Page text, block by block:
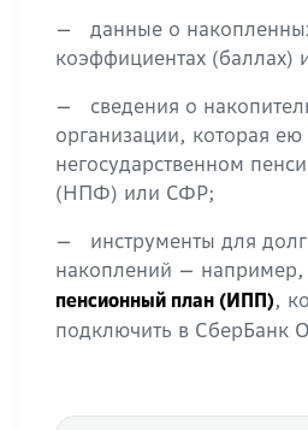
— данные о
коэффициентах (баллах)
— сведения о
организации, которая
негосударственном
(НПФ) или СФР;
— инструменты для
накоплений — например,
пенсионный план (ИПП),
подключить в СберБанк